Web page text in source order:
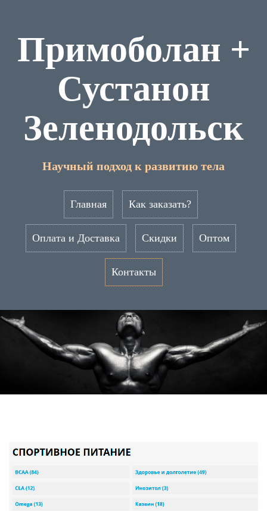
Примоболан +
Сустанон
Зеленодольск
Научный подход к развитию тела
Главная Как заказать?
Оплата и Доставка Скидки Оптом
Контакты